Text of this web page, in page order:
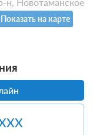
Показать на карте